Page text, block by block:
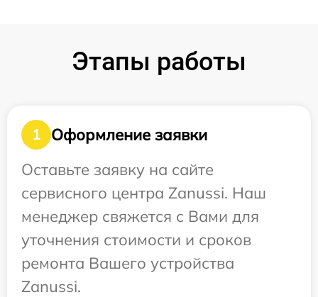
Этапы работы
1
Оформление заявки
Оставьте заявку на сайте
сервисного центра Zanussi. Наш
менеджер свяжется с Вами для
уточнения стоимости и сроков
ремонта Вашего устройства
Zanussi.